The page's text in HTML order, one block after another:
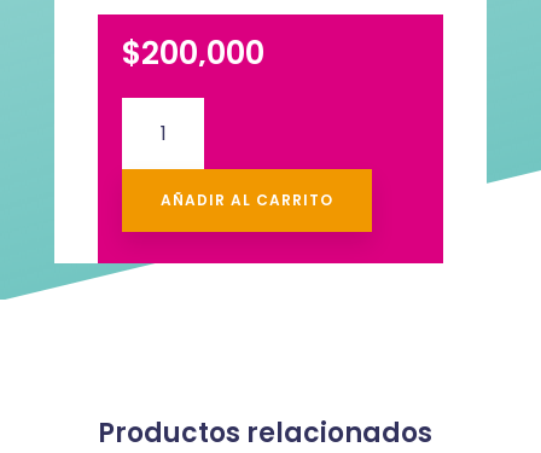
$200,000
Surtiflores
3
cantidadAÑADIR AL CARRITO
Productos relacionados